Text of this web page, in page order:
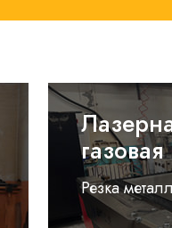
Резка